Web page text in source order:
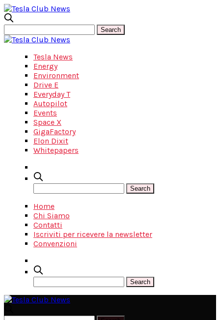
Tesla News
Energy
Environment
Drive E
Everyday T
Autopilot
Events
Space X
GigaFactory
Elon Dixit
Whitepapers
Home
Chi Siamo
Contatti
Iscriviti per ricevere la newsletter
Convenzioni